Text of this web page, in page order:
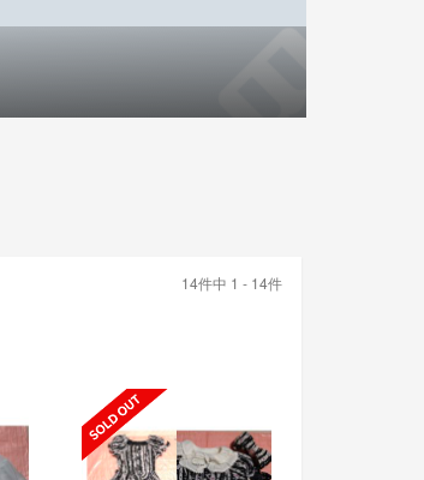
14件中 1 - 14件